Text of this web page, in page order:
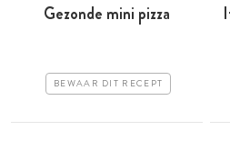
Gezonde mini pizza
BEWAAR DIT RECEPT